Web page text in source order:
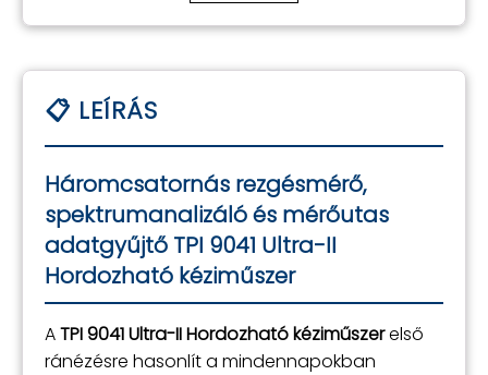
Háromcsatornás rezgésmérő,
spektrumanalizáló és mérőutas
adatgyűjtő TPI 9041 Ultra-II
Hordozható kéziműszer
ATPI 9041 Ultra-II Hordozható kéziműszerelső
ránézésre hasonlít a mindennapokban